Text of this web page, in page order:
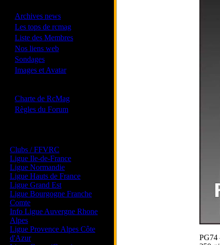
Archives news
Les tops de rcmag
Liste des Membres
Nos liens web
Sondages
Images et Avatar
Charte de RcMag
Règles du Forum
Clubs / FFVRC
Ligue Ile-de-France
Ligue Normandie
Ligue Hauts de France
Ligue Grand Est
Ligue Bourgogne Franche
Comte
Info Ligue Auvergne Rhone
Alpes
Ligue Provence Alpes Côte
d'Azur
PG74